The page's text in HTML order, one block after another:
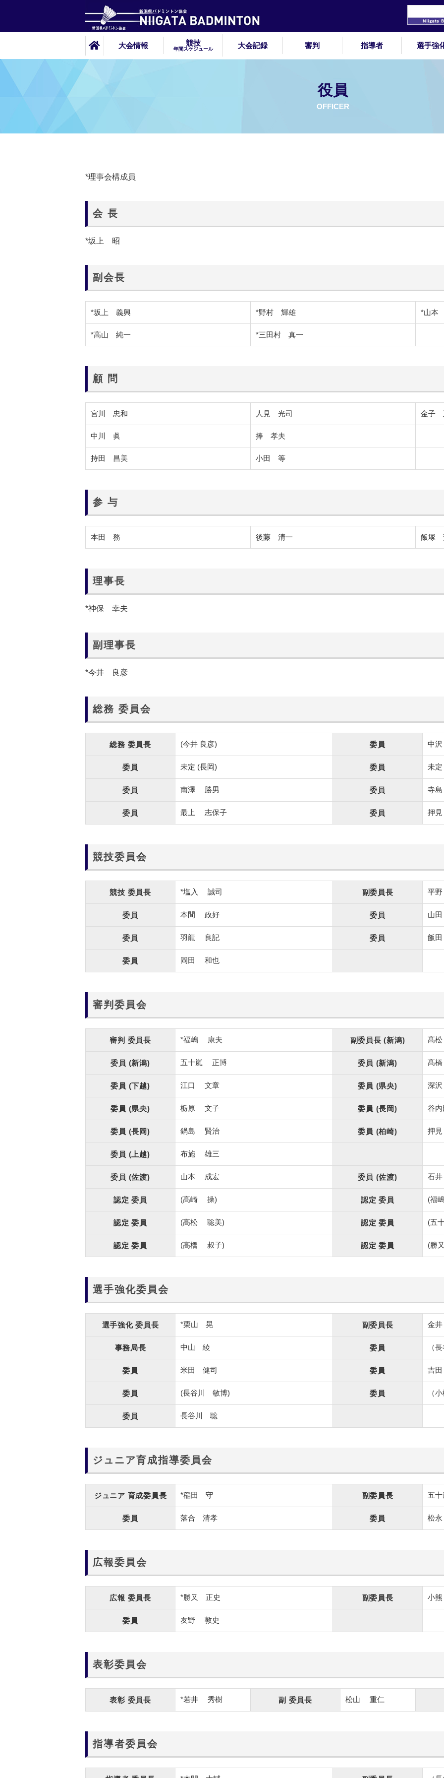
大会情報 競技
年間スケジュール 大会記録 審判 指導者 選手強
役員
OFFICER
*理事会構成員
会 長
*坂上 昭
副会長
*坂上 義興 *野村 輝雄 *山本
*高山 純一 *三田村 真一
顧 問
宮川 忠和 人見 光司 金子
中川 眞 捧 孝夫
持田 昌美 小田 等
参 与
本田 務 後藤 清一 飯塚
理事長
*神保 幸夫
副理事長
*今井 良彦
総務 委員会
総務 委員長 (今井 良彦) 委員 中
委員 未定 (長岡) 委員 未定
委員 南澤 勝男 委員 寺
委員 最上 志保子 委員 押
競技委員会
競技 委員長 *塩入 誠司 副委員長 平
委員 本間 政好 委員 山
委員 羽龍 良記 委員 飯
委員 岡田 和也
審判委員会
審判 委員長 *福嶋 康夫 副委員長 (新潟) 髙
委員 (新潟) 五十嵐 正博 委員 (新潟) 髙
委員 (下越) 江口 文章 委員 (県央) 深
委員 (県央) 栃原 文子 委員 (長岡) 谷
委員 (長岡) 鍋島 賢治 委員 (柏崎) 押
委員 (上越) 布施 雄三
委員 (佐渡) 山本 成宏 委員 (佐渡) 石
認定 委員 (髙崎 操) 認定 委員 (福
認定 委員 (髙松 聡美) 認定 委員 (五
認定 委員 (高橋 叔子) 認定 委員 (勝
選手強化委員会
選手強化委員長 *栗山 晃 副委員長 金
事務局長 中山 綾 委員 （
委員 米田 健司 委員 吉
委員 (長谷川 敏博) 委員 （
委員 長谷川 聡
ジュニア育成指導委員会
ジュニア 育成委員長 *稲田 守 副委員長 五
委員 落合 清孝 委員 松
広報委員会
広報 委員長 *勝又 正史 副委員長 小
委員 友野 敦史
表彰委員会
表彰 委員長 *若井 秀樹 副 委員長 松山 重仁
指導者委員会